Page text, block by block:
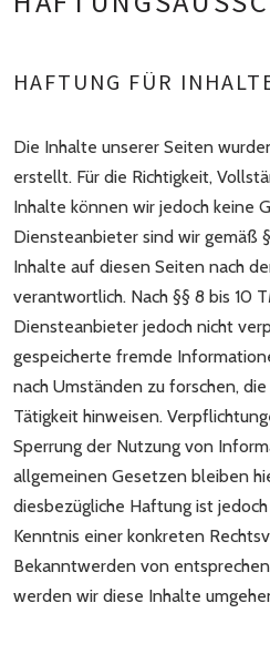
HAFTUNG FÜR
Die Inhalte unserer Seiten
erstellt. Für die Richtigkeit,
Inhalte können wir jedoch keine
Diensteanbieter sind wir gemäß
Inhalte auf diesen Seiten nach
verantwortlich. Nach §§ 8 bis 10
Diensteanbieter jedoch nicht
gespeicherte fremde
nach Umständen zu forschen,
Tätigkeit hinweisen.
Sperrung der Nutzung von
allgemeinen Gesetzen bleiben
diesbezügliche Haftung ist
Kenntnis einer konkreten
Bekanntwerden von
werden wir diese Inhalte